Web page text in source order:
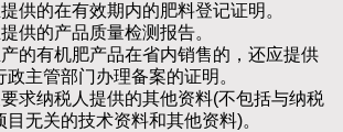
的在有效期内的肥料登记证明。
的产品质量检测报告。
有机肥产品在省内销售的，还应提供
主管部门办理备案的证明。
纳税人提供的其他资料(不包括与纳税
目无关的技术资料和其他资料)。